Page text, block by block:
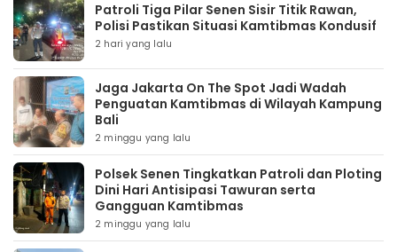
Patroli Tiga Pilar Senen Sisir Titik Rawan,
Polisi Pastikan Situasi Kamtibmas Kondusif
2 hari yang lalu
Jaga Jakarta On The Spot Jadi Wadah
Penguatan Kamtibmas di Wilayah Kampung
Bali
2 minggu yang lalu
Polsek Senen Tingkatkan Patroli dan Ploting
Dini Hari Antisipasi Tawuran serta
Gangguan Kamtibmas
2 minggu yang lalu